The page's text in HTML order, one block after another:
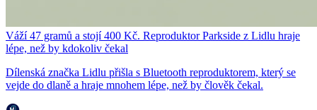
Váží 47 gramů a stojí 400 Kč. Reproduktor Parkside z Lidlu hraje
lépe, než by kdokoliv čekal
Dílenská značka Lidlu přišla s Bluetooth reproduktorem, který se
vejde do dlaně a hraje mnohem lépe, než by člověk čekal.